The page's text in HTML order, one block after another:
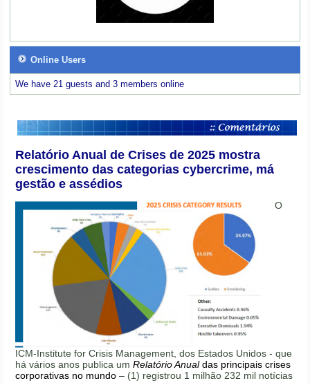
Online Users
We have 21 guests and 3 members online
Relatório Anual de Crises de 2025 mostra
crescimento das categorias cybercrime, má
gestão e assédios
O
ICM-Institute for Crisis Management, dos Estados Unidos - que
há vários anos publica umRelatório Anualdas principais crises
corporativas no mundo – (1) registrou 1 milhão 232 mil notícias